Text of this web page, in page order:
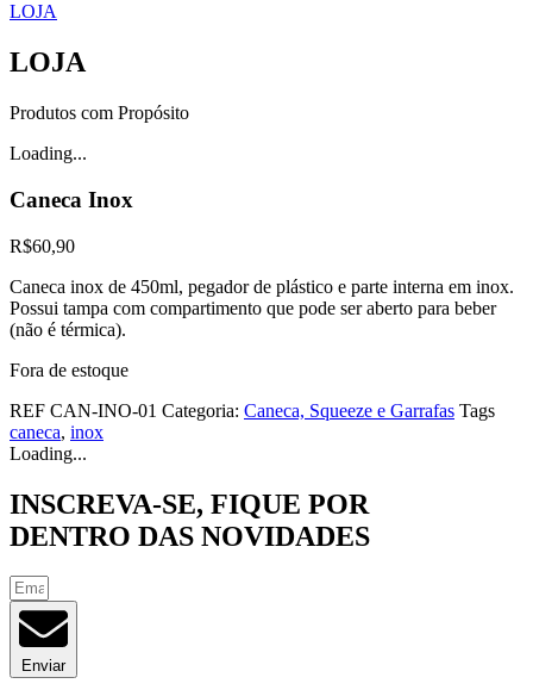
LOJA
LOJA
Produtos com Propósito
Loading...
Caneca Inox
R$60,90
Caneca inox de 450ml, pegador de plástico e parte interna em inox.
Possui tampa com compartimento que pode ser aberto para beber
(não é térmica).
Fora de estoque
REF CAN-INO-01 Categoria: Caneca, Squeeze e Garrafas Tags
caneca, inox
Loading...
INSCREVA-SE, FIQUE POR
DENTRO DAS NOVIDADES
Enviar